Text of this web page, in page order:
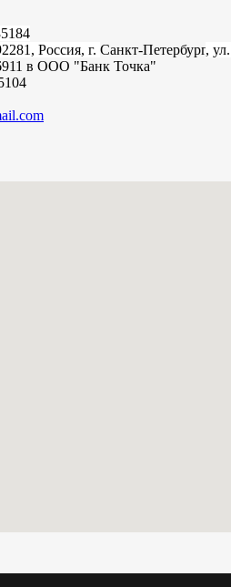
Россия, г. Санкт-Петербург,
в ООО "Банк Точка"